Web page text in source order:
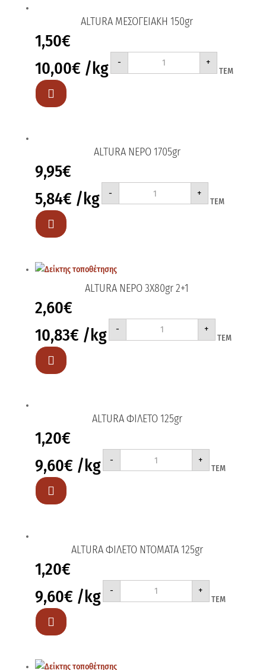
ALTURA ΜΕΣΟΓΕΙΑΚΗ 150gr
1,50€
10,00€ /kg -
ALTURA
ΜΕΣΟΓΕΙΑΚΗ
150gr
+
ΤΕΜ

ALTURA ΝΕΡΟ 1705gr
9,95€
5,84€ /kg -
ALTURA
1705gr
+
ΤΕΜ

ALTURA ΝΕΡΟ 3X80gr 2+1
2,60€
10,83€ /kg -
ALTURA
3X80gr
+
ΤΕΜ

ALTURA ΦΙΛΕΤΟ 125gr
1,20€
9,60€ /kg -
ALTURA
125gr
+
ΤΕΜ

ALTURA ΦΙΛΕΤΟ ΝΤΟΜΑΤΑ 125gr
1,20€
9,60€ /kg -
ALTURA
ΝΤΟΜΑΤΑ
+
ΤΕΜ
